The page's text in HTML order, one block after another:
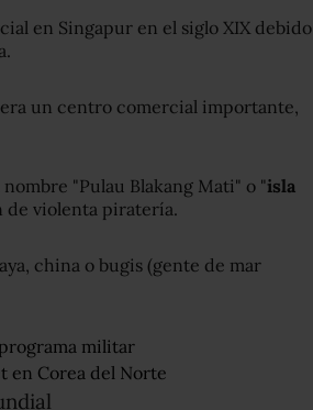
en Singapur en el siglo XIX debido
un centro comercial importante,
"Pulau Blakang Mati" o "isla
de violenta piratería.
china o bugis (gente de mar
militar
en Corea del Norte